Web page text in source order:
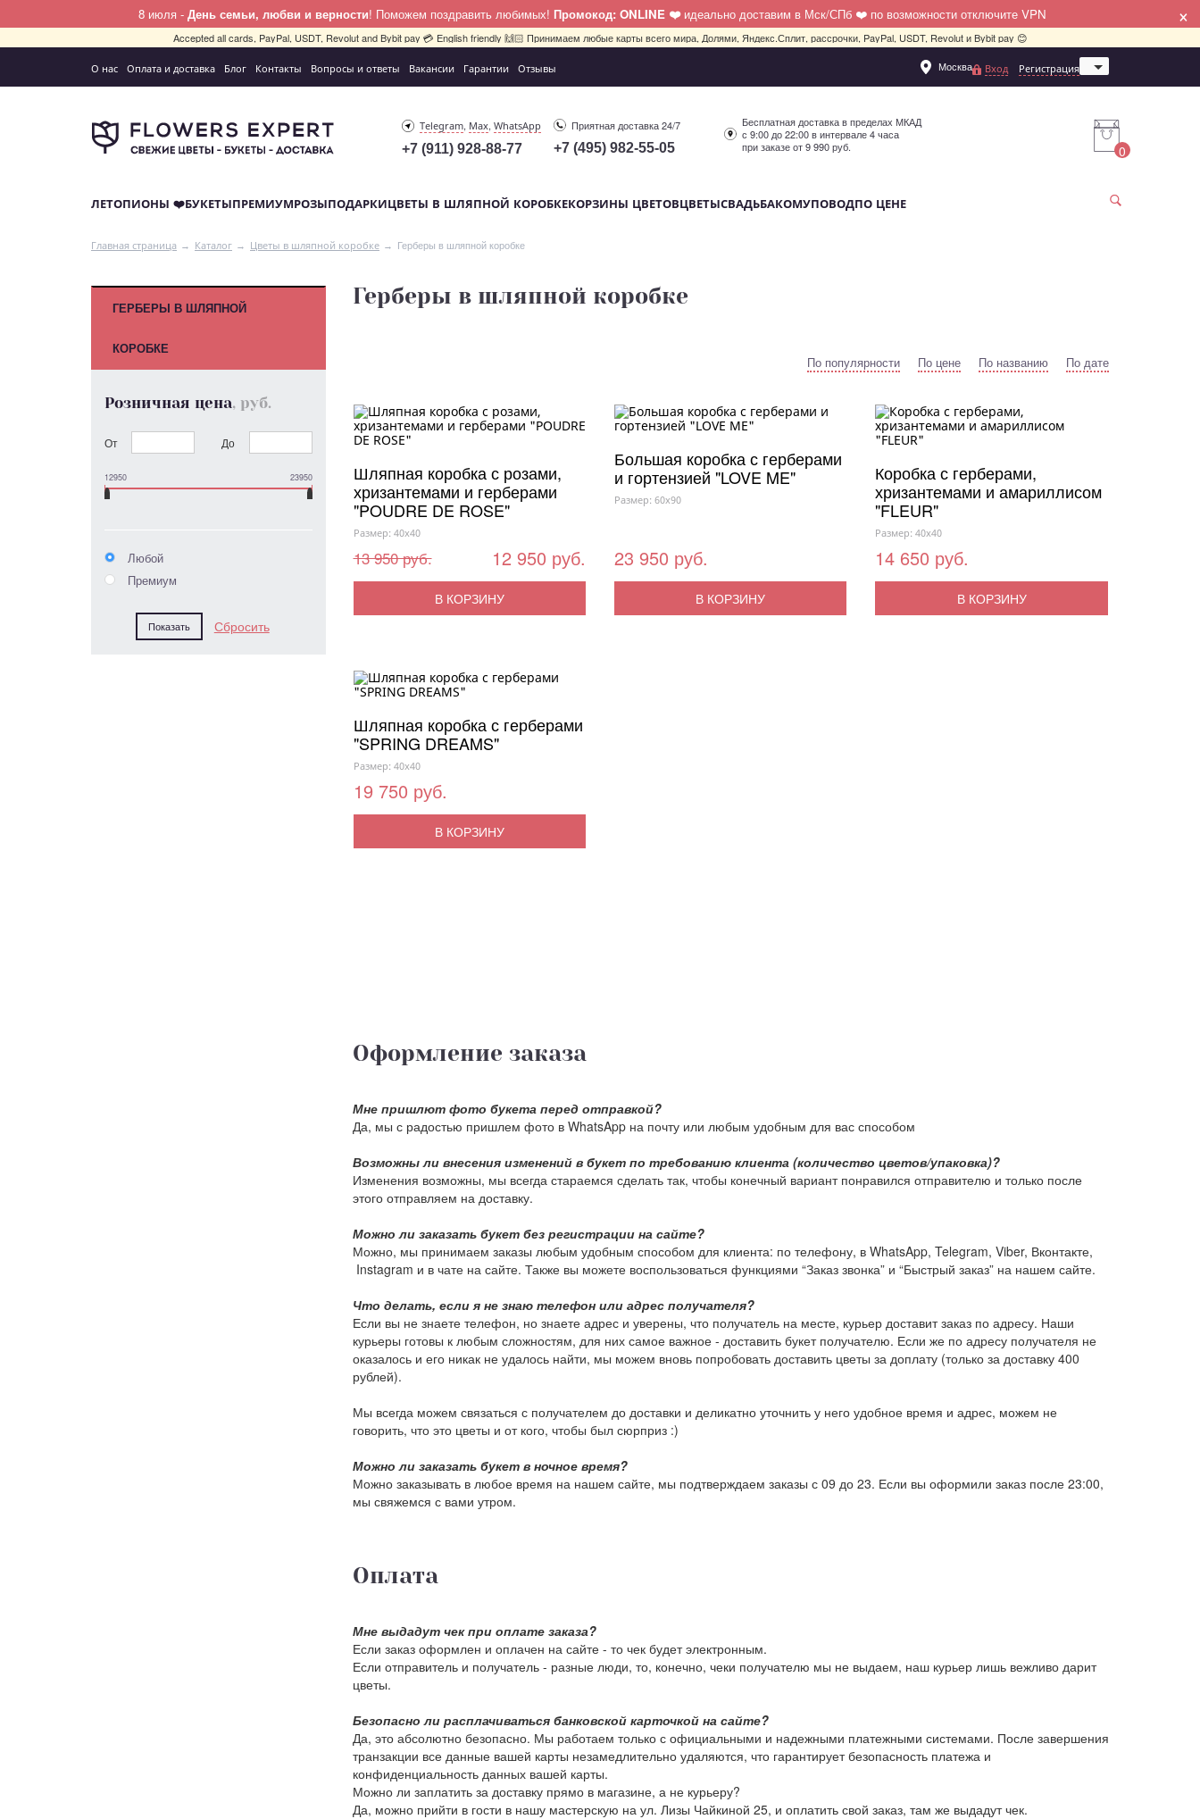
8 июля - День семьи, любви и верности! Поможем поздравить любимых! Промокод: ONLINE ❤️ идеально доставим в Мск/СПб ❤️ по возможности отключите VPN ×
Accepted all cards, PayPal, USDT, Revolut and Bybit pay 💳 English friendly 🙌🏻 Принимаем любые карты всего мира, Долями, Яндекс.Сплит, рассрочки, PayPal, USDT, Revolut и Bybit pay 😊
О нас Оплата и доставка Блог Контакты Вопросы и ответы Вакансии Гарантии Отзывы Москва
Санкт-Петербург
Вход Регистрация
Telegram, Max,WhatsApp
+7 (911) 928-88-77
Приятная доставка 24/7
+7 (495) 982-55-05
Бесплатная доставка в пределах МКАД
с 9:00 до 22:00 в интервале 4 часа
при заказе от 9 990 руб.
0
ЛЕТОПИОНЫ ❤️БУКЕТЫПРЕМИУМРОЗЫПОДАРКИЦВЕТЫ В ШЛЯПНОЙ КОРОБКЕКОРЗИНЫ ЦВЕТОВЦВЕТЫСВАДЬБАКОМУПОВОДПО ЦЕНЕ
Главная страница Каталог Цветы в шляпной коробке Герберы в шляпной коробке
ГЕРБЕРЫ В ШЛЯПНОЙ
КОРОБКЕ
Розничная цена, руб.
От До
12950 23950
Любой
Премиум
Герберы в шляпной коробке
По популярности По цене По названию По дате
Шляпная коробка с розами,
хризантемами и герберами
"POUDRE DE ROSE"
Размер: 40x40
13 950 руб. 12 950 руб.
В КОРЗИНУ
Большая коробка с герберами
и гортензией "LOVE ME"
Размер: 60x90
23 950 руб.
В КОРЗИНУ
Коробка с герберами,
хризантемами и амариллисом
"FLEUR"
Размер: 40x40
14 650 руб.
В КОРЗИНУ
Шляпная коробка с герберами
"SPRING DREAMS"
Размер: 40x40
19 750 руб.
В КОРЗИНУ
Оформление заказа
Мне пришлют фото букета перед отправкой?
Да, мы с радостью пришлем фото в WhatsApp на почту или любым удобным для вас способом
Возможны ли внесения изменений в букет по требованию клиента (количество цветов/упаковка)?
Изменения возможны, мы всегда стараемся сделать так, чтобы конечный вариант понравился отправителю и только после
этого отправляем на доставку.
Можно ли заказать букет без регистрации на сайте?
Можно, мы принимаем заказы любым удобным способом для клиента: по телефону, в WhatsApp, Telegram, Viber, Вконтакте,
Instagram и в чате на сайте. Также вы можете воспользоваться функциями “Заказ звонка” и “Быстрый заказ” на нашем сайте.
Что делать, если я не знаю телефон или адрес получателя?
Если вы не знаете телефон, но знаете адрес и уверены, что получатель на месте, курьер доставит заказ по адресу. Наши
курьеры готовы к любым сложностям, для них самое важное - доставить букет получателю. Если же по адресу получателя не
оказалось и его никак не удалось найти, мы можем вновь попробовать доставить цветы за доплату (только за доставку 400
рублей).
Мы всегда можем связаться с получателем до доставки и деликатно уточнить у него удобное время и адрес, можем не
говорить, что это цветы и от кого, чтобы был сюрприз :)
Можно ли заказать букет в ночное время?
Можно заказывать в любое время на нашем сайте, мы подтверждаем заказы с 09 до 23. Если вы оформили заказ после 23:00,
мы свяжемся с вами утром.
Оплата
Мне выдадут чек при оплате заказа?
Если заказ оформлен и оплачен на сайте - то чек будет электронным.
Если отправитель и получатель - разные люди, то, конечно, чеки получателю мы не выдаем, наш курьер лишь вежливо дарит
цветы.
Безопасно ли расплачиваться банковской карточкой на сайте?
Да, это абсолютно безопасно. Мы работаем только с официальными и надежными платежными системами. После завершения
транзакции все данные вашей карты незамедлительно удаляются, что гарантирует безопасность платежа и
конфиденциальность данных вашей карты.
Можно ли заплатить за доставку прямо в магазине, а не курьеру?
Да, можно прийти в гости в нашу мастерскую на ул. Лизы Чайкиной 25, и оплатить свой заказ, там же выдадут чек.